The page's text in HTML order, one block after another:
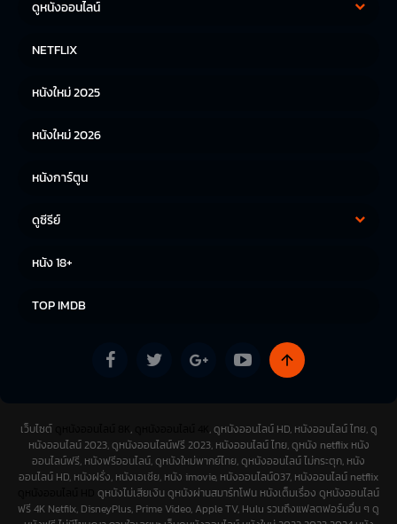
ดูหนังออนไลน์
หนังญี่ปุ่น
NETFLIX
หนังใหม่ 2025
หนังใหม่ 2026
หนังการ์ตูน
ดูซีรีย์
หนัง 18+
TOP IMDB
เว็บไซต์ ,
, ดูหนังออนไลน์ HD, หนังออนไลน์ ไทย, ดู
หนังออนไลน์ 2023, ดูหนังออนไลน์ฟรี 2023, หนังออนไลน์ ไทย, ดูหนัง netflix หนัง
ออนไลน์ฟรี, หนังฟรีออนไลน์, ดูหนังใหม่พากย์ไทย, ดูหนังออนไลน์ ไม่กระตุก, หนัง
ออนไลน์ HD, หนังฝรั่ง, หนังเอเชีย, หนัง imovie, หนังออนไลน์037, หนังออนไลน์ netflix
ดูหนังไม่เสียเงิน ดูหนังผ่านสมาร์ทโฟน หนังเต็มเรื่อง ดูหนังออนไลน์
ฟรี 4K Netfilx, DisneyPlus, Prime Video, Apple TV, Hulu รวมถึงแฟลตฟอร์มอื่น ๆ ดู